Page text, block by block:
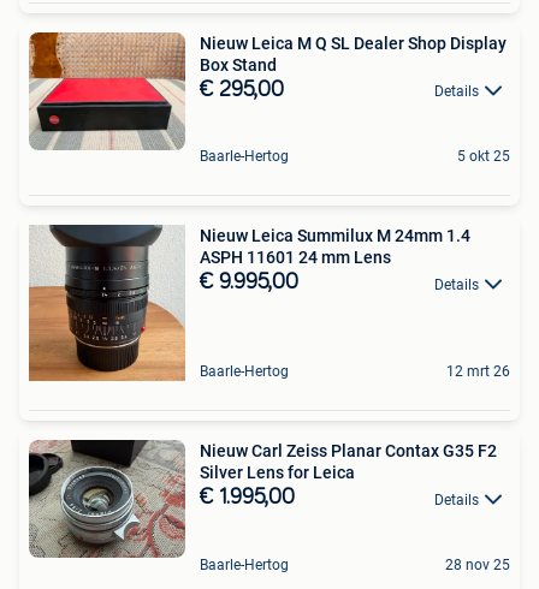
Nieuw Leica M Q SL Dealer Shop Display
Box Stand
€ 295,00 Details
Baarle-Hertog 5 okt 25
Nieuw Leica Summilux M 24mm 1.4
ASPH 11601 24 mm Lens
€ 9.995,00 Details
Baarle-Hertog 12 mrt 26
Nieuw Carl Zeiss Planar Contax G35 F2
Silver Lens for Leica
€ 1.995,00 Details
Baarle-Hertog 28 nov 25